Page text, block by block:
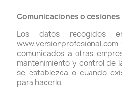
Comunicaciones o cesiones
Los datos recogidos
comunicados a otras
mantenimiento y control de
se establezca o cuando
para hacerlo.